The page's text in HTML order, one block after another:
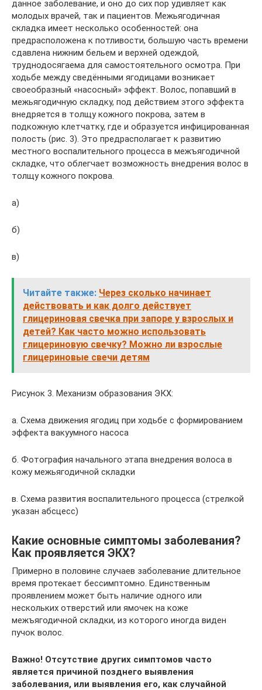
данное заболевание, и оно до сих пор удивляет как
молодых врачей, так и пациентов. Межьягодичная
складка имеет несколько особенностей: она
предрасположена к потливости, большую часть времени
сдавлена нижним бельем и верхней одеждой,
труднодосягаема для самостоятельного осмотра. При
ходьбе между сведёнными ягодицами возникает
своеобразный «насосный» эффект. Волос, попавший в
межьягодичную складку, под действием этого эффекта
внедряется в толщу кожного покрова, затем в
подкожную клетчатку, где и образуется инфицированная
полость (рис. 3). Это предрасполагает к развитию
местного воспалительного процесса в межъягодичной
складке, что облегчает возможность внедрения волос в
толщу кожного покрова.
а)
б)
в)
Читайте также: Через сколько начинает
действовать и как долго действует
глицериновая свечка при запоре у взрослых и
детей? Как часто можно использовать
глицериновую свечку? Можно ли взрослые
глицериновые свечи детям
Рисунок 3. Механизм образования ЭКХ:
а. Схема движения ягодиц при ходьбе с формированием
эффекта вакуумного насоса
б. Фотография начального этапа внедрения волоса в
кожу межьягодичной складки
в. Схема развития воспалительного процесса (стрелкой
указан абсцесс)
Какие основные симптомы заболевания?
Как проявляется ЭКХ?
Примерно в половине случаев заболевание длительное
время протекает бессимптомно. Единственным
проявлением может быть наличие одного или
нескольких отверстий или ямочек на коже
межъягодичной складки, из которого иногда виден
пучок волос.
Важно! Отсутствие других симптомов часто
является причиной позднего выявления
заболевания, или выявления его, как случайной